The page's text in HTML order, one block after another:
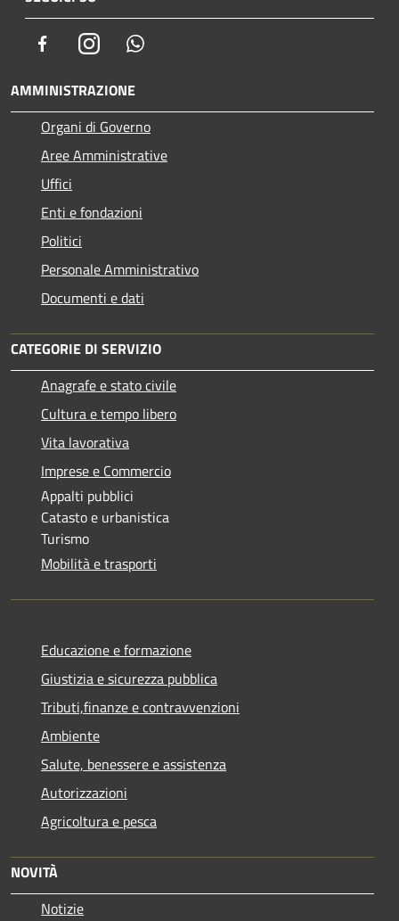
FacebookInstagram
AMMINISTRAZIONE
Organi di Governo
Aree Amministrative
Uffici
Enti e fondazioni
Politici
Personale Amministrativo
Documenti e dati
CATEGORIE DI SERVIZIO
Anagrafe e stato civile
Cultura e tempo libero
Vita lavorativa
Imprese e Commercio
Appalti pubblici
Catasto e urbanistica
Turismo
Mobilità e trasporti
Educazione e formazione
Giustizia e sicurezza pubblica
Tributi,finanze e contravvenzioni
Ambiente
Salute, benessere e assistenza
Autorizzazioni
Agricoltura e pesca
NOVITÀ
Notizie